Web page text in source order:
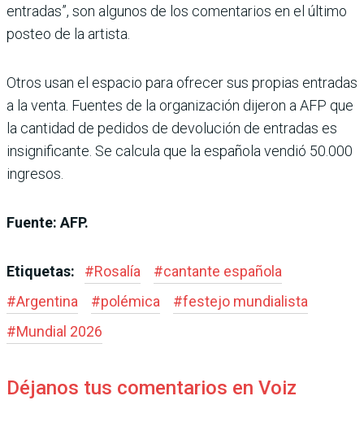
entradas”, son algunos de los comentarios en el último
posteo de la artista.
Otros usan el espacio para ofrecer sus propias entradas
a la venta. Fuentes de la organización dijeron a AFP que
la cantidad de pedidos de devolución de entradas es
insignificante. Se calcula que la española vendió 50.000
ingresos.
Fuente: AFP.
Etiquetas: #Rosalía #cantante española
#Argentina #polémica #festejo mundialista
#Mundial 2026
Déjanos tus comentarios en Voiz